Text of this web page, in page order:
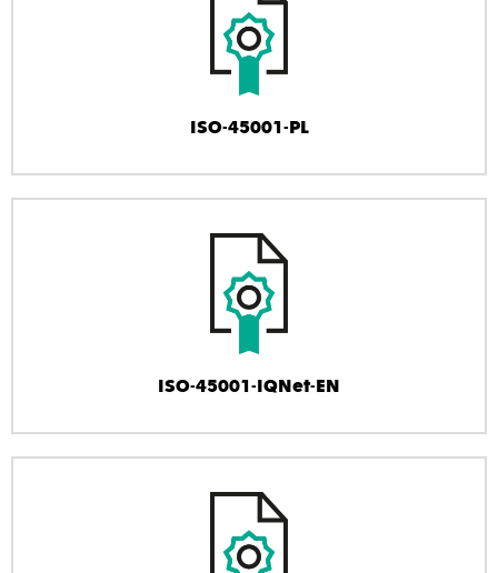
ISO-45001-PL
ISO-45001-IQNet-EN